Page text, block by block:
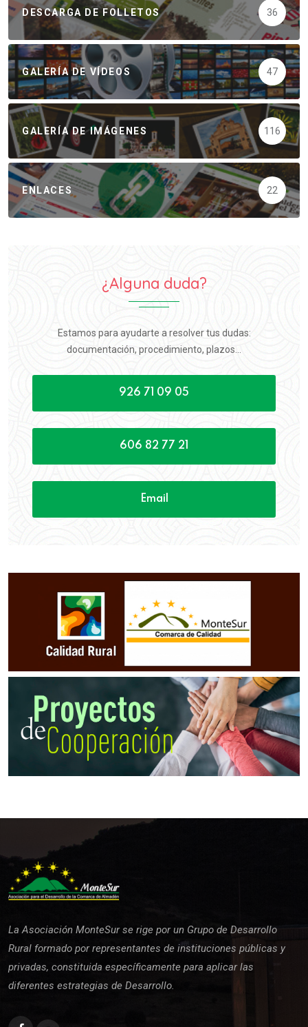
DESCARGA DE FOLLETOS 36
GALERÍA DE VÍDEOS 47
GALERÍA DE IMÁGENES 116
ENLACES 22
¿Alguna duda?
Estamos para ayudarte a resolver tus dudas:
documentación, procedimiento, plazos...
926 71 09 05
606 82 77 21
Email
La Asociación MonteSur se rige por un Grupo de Desarrollo
Rural formado por representantes de instituciones públicas y
privadas, constituida específicamente para aplicar las
diferentes estrategias de Desarrollo.